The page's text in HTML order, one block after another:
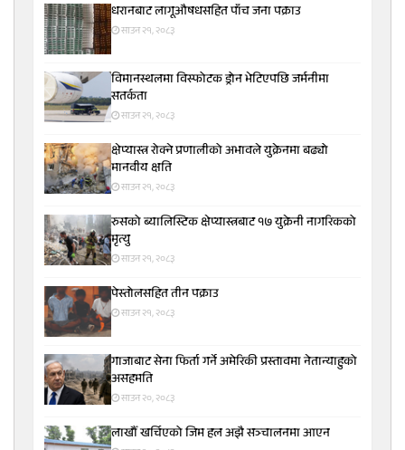
धरानबाट लागूऔषधसहित पाँच जना पक्राउ
साउन २१, २०८३
विमानस्थलमा विस्फोटक ड्रोन भेटिएपछि जर्मनीमा
सतर्कता
साउन २१, २०८३
क्षेप्यास्त्र रोक्ने प्रणालीको अभावले युक्रेनमा बढ्यो
मानवीय क्षति
साउन २१, २०८३
रुसको ब्यालिस्टिक क्षेप्यास्त्रबाट १७ युक्रेनी नागरिकको
मृत्यु
साउन २१, २०८३
पेस्तोलसहित तीन पक्राउ
साउन २१, २०८३
गाजाबाट सेना फिर्ता गर्ने अमेरिकी प्रस्तावमा नेतान्याहुको
असहमति
साउन २०, २०८३
लाखौँ खर्चिएको जिम हल अझै सञ्चालनमा आएन